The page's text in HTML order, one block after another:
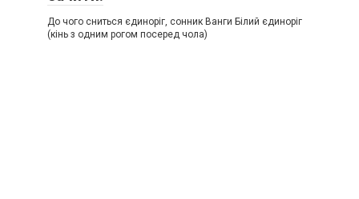
До чого сниться єдиноріг, сонник Ванги Білий єдиноріг
(кінь з одним рогом посеред чола)